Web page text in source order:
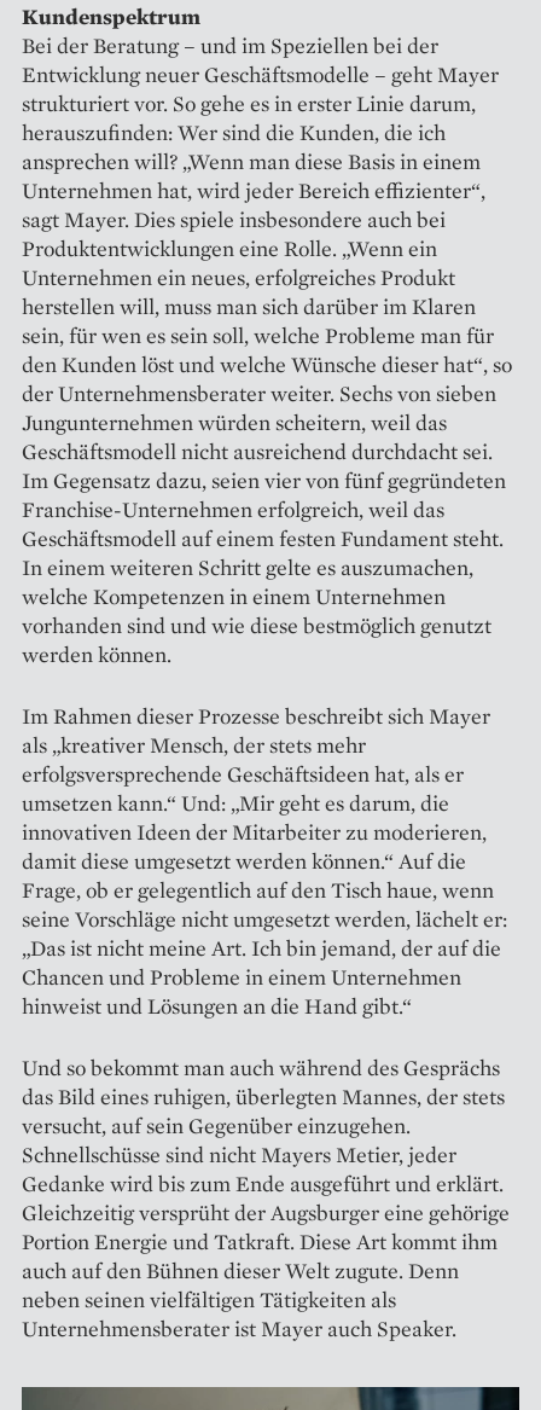
Kundenspektrum
Bei der Beratung – und im Speziellen bei der
Entwicklung neuer Geschäftsmodelle – geht Mayer
strukturiert vor. So gehe es in erster Linie darum,
herauszufinden: Wer sind die Kunden, die ich
ansprechen will? „Wenn man diese Basis in einem
Unternehmen hat, wird jeder Bereich effizienter“,
sagt Mayer. Dies spiele insbesondere auch bei
Produktentwicklungen eine Rolle. „Wenn ein
Unternehmen ein neues, erfolgreiches Produkt
herstellen will, muss man sich darüber im Klaren
sein, für wen es sein soll, welche Probleme man für
den Kunden löst und welche Wünsche dieser hat“, so
der Unternehmensberater weiter. Sechs von sieben
Jungunternehmen würden scheitern, weil das
Geschäftsmodell nicht ausreichend durchdacht sei.
Im Gegensatz dazu, seien vier von fünf gegründeten
Franchise-Unternehmen erfolgreich, weil das
Geschäftsmodell auf einem festen Fundament steht.
In einem weiteren Schritt gelte es auszumachen,
welche Kompetenzen in einem Unternehmen
vorhanden sind und wie diese bestmöglich genutzt
werden können.
Im Rahmen dieser ­Prozesse ­beschreibt sich Mayer
als „kreativer Mensch, der stets mehr
erfolgsversprechende Geschäftsideen hat, als er
umsetzen kann.“ Und: „Mir geht es darum, die
innovativen Ideen der Mitarbeiter zu moderieren,
damit diese umgesetzt werden können.“ Auf die
Frage, ob er gelegentlich auf den Tisch haue, wenn
seine Vorschläge nicht umgesetzt werden, lächelt er:
„Das ist nicht meine Art. Ich bin jemand, der auf die
Chancen und Probleme in einem Unternehmen
hinweist und Lösungen an die Hand gibt.“
Und so bekommt man auch ­während des Gesprächs
das Bild ­eines ruhigen, überlegten Mannes, der stets
versucht, auf sein Gegenüber einzugehen.
Schnellschüsse sind nicht ­Mayers Metier, jeder
Gedanke wird bis zum Ende ausgeführt und erklärt.
Gleichzeitig versprüht der Augsburger eine gehörige
Portion Energie und Tatkraft. Diese Art kommt ihm
auch auf den Bühnen dieser Welt zugute. Denn
neben seinen vielfältigen Tätigkeiten als
Unternehmensberater ist Mayer auch Speaker.